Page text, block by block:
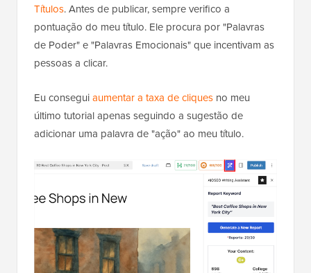
Títulos. Antes de publicar, sempre verifico a
pontuação do meu título. Ele procura por "Palavras
de Poder" e "Palavras Emocionais" que incentivam as
pessoas a clicar.
Eu conseguiaumentar a taxa de cliques no meu
último tutorial apenas seguindo a sugestão de
adicionar uma palavra de "ação" ao meu título.